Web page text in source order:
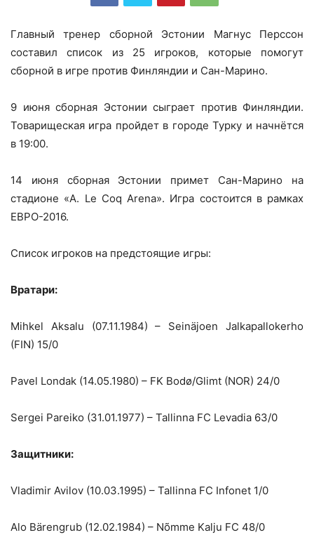
Главный тренер сборной Эстонии Магнус Перссон
составил список из 25 игроков, которые помогут
сборной в игре против Финляндии и Сан-Марино.
9 июня сборная Эстонии сыграет против Финляндии.
Товарищеская игра пройдет в городе Турку и начнётся
в 19:00.
14 июня сборная Эстонии примет Сан-Марино на
стадионе «A. Le Coq Arena». Игра состоится в рамках
ЕВРО-2016.
Список игроков на предстоящие игры:
Вратари:
Mihkel Aksalu (07.11.1984) – Seinäjoen Jalkapallokerho
(FIN) 15/0
Pavel Londak (14.05.1980) – FK Bodø/Glimt (NOR) 24/0
Sergei Pareiko (31.01.1977) – Tallinna FC Levadia 63/0
Защитники:
Vladimir Avilov (10.03.1995) – Tallinna FC Infonet 1/0
Alo Bärengrub (12.02.1984) – Nõmme Kalju FC 48/0